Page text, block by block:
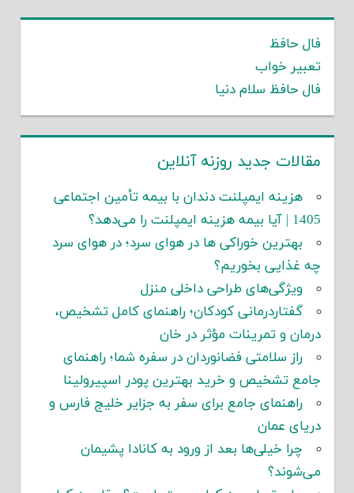
فال حافظ
تعبیر خواب
فال حافظ سلام دنیا
مقالات جدید روزنه آنلاین
هزینه ایمپلنت دندان با بیمه تأمین اجتماعی
1405 | آیا بیمه هزینه ایمپلنت را می‌دهد؟
بهترین خوراکی ها در هوای سرد؛ در هوای سرد
چه غذایی بخوریم؟
ویژگی‌های طراحی داخلی منزل
گفتاردرمانی کودکان؛ راهنمای کامل تشخیص،
درمان و تمرینات مؤثر در خان
راز سلامتی فضانوردان در سفره شما؛ راهنمای
جامع تشخیص و خرید بهترین پودر اسپیرولینا
راهنمای جامع برای سفر به جزایر خلیج فارس و
دریای عمان
چرا خیلی‌ها بعد از ورود به کانادا پشیمان
می‌شوند؟